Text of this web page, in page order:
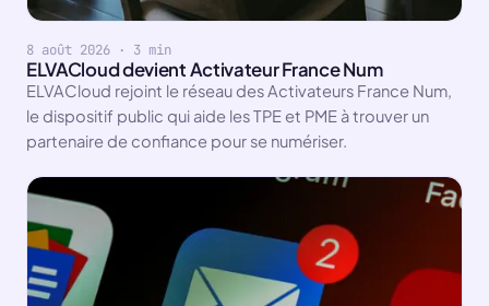
8 août 2026 · 3 min
ELVACloud devient Activateur France Num
ELVACloud rejoint le réseau des Activateurs France Num,
le dispositif public qui aide les TPE et PME à trouver un
partenaire de confiance pour se numériser.